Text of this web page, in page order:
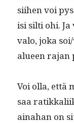
siihen voi
isi silti ohi.
va­lo, joka
alueen rajan
Voi olla, että
saa
aina­han on